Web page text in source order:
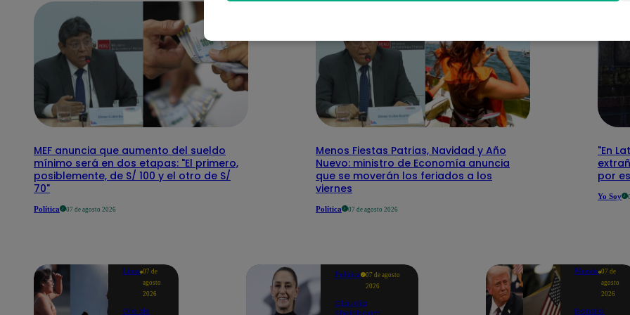
MEF anuncia que aumento del sueldo
mínimo será en dos etapas: "El primero,
posiblemente, de S/ 100 y el otro de S/
70"
Política 07 de agosto 2026
Menos Fiestas Patrias, Navidad y Año
Nuevo: ministro de Economía anuncia
que se moverán los feriados a los
viernes
Política 07 de agosto 2026
"En
por
Yo Soy
Lima 07 de
agosto
2026
Ola de
Política
07 de agosto
2026
Claudia
Sheinbaum
Mundo 07 de
agosto
2026
Donald